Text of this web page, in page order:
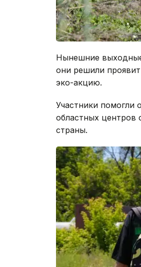
Нынешние
они решили
эко-акцию.
Участники помогли
областных
страны.